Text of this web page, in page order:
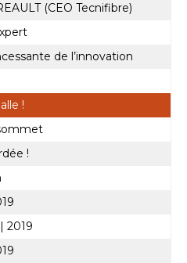
(CEO Tecnifibre)
de l’innovation
!
!
2019